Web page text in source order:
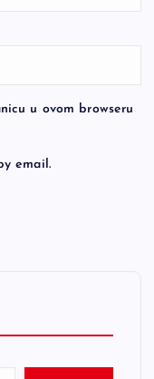
u ovom browseru
email.